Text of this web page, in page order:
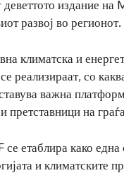
издание
развој во регионот.
климатска и
реализираат, со
важна
на
етаблира како
и климатските